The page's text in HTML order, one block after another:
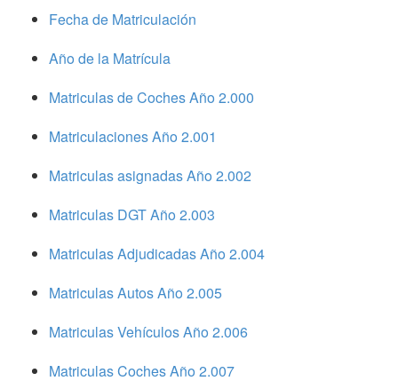
Fecha de Matriculación
Año de la Matrícula
Matriculas de Coches Año 2.000
Matriculaciones Año 2.001
Matriculas asignadas Año 2.002
Matriculas DGT Año 2.003
Matriculas Adjudicadas Año 2.004
Matriculas Autos Año 2.005
Matriculas Vehículos Año 2.006
Matriculas Coches Año 2.007